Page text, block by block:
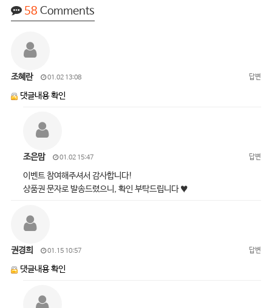
58 Comments
조혜란 01.02 13:08 답변
댓글내용 확인
조은맘 01.02 15:47 답변
이벤트 참여해주셔서 감사합니다!
상품권 문자로 발송드렸으니, 확인 부탁드립니다 ♥
권경희 01.15 10:57 답변
댓글내용 확인